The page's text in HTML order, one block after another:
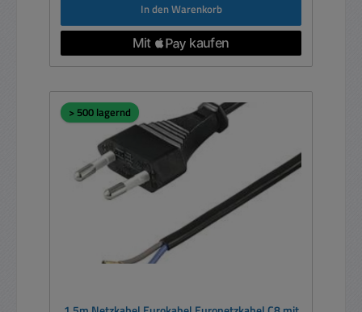
In den Warenkorb
> 500 lagernd